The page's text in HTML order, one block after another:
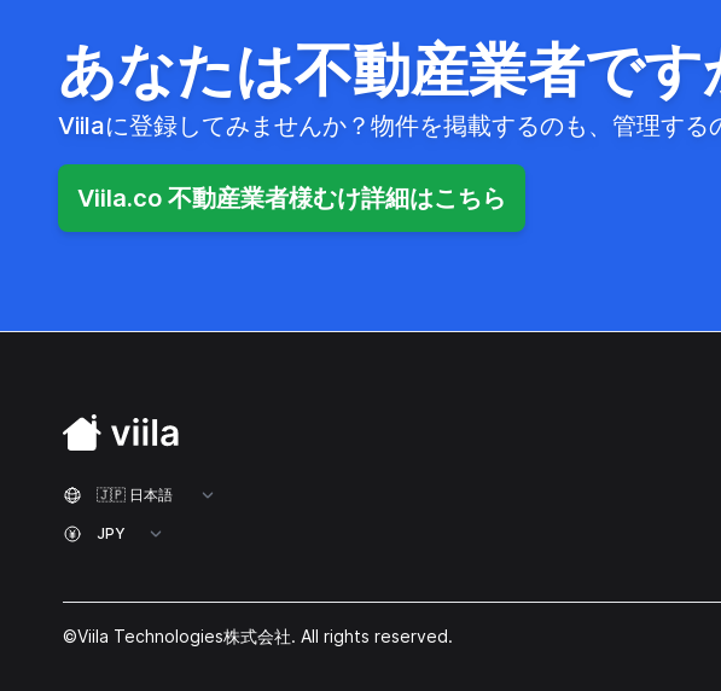
あなたは不動産業者です
Viilaに登録してみませんか？物件を掲載するのも、管理する
Viila.co 不動産業者様むけ詳細はこちら
©Viila Technologies株式会社. All rights reserved.